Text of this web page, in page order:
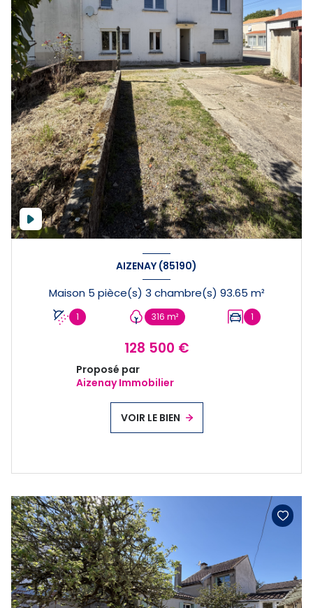
AIZENAY (85190)
Maison 5 pièce(s) 3 chambre(s) 93.65 m²
1 316 m² 1
128 500 €
Proposé par
Aizenay Immobilier
VOIR LE BIEN